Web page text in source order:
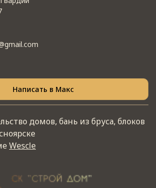
Написать в Макс
домов, бань из бруса, блоков
Wescle